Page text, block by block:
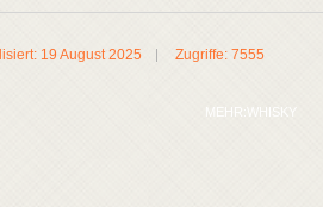
19 August 2025 Zugriffe: 7555
MEHR:WHISKY